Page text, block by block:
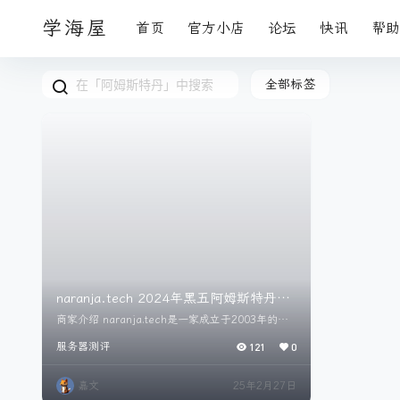
学海屋 首页 官方小店 论坛 快讯 帮助
全部标签
naranja.tech 2024年黑五阿姆斯特丹
40欧 4C8G120GB NVME 测评
商家介绍 naranja.tech是一家成立于2003年的荷
守荷兰当地的法律。 服务器配置 服务器为2024年
流量 年付40欧 地区为阿姆斯特丹 配置说不上多划
算，但是肯定够用的。性能上比RN这类只讲究低
服务器测评 121 0
嘉文 25年2月27日